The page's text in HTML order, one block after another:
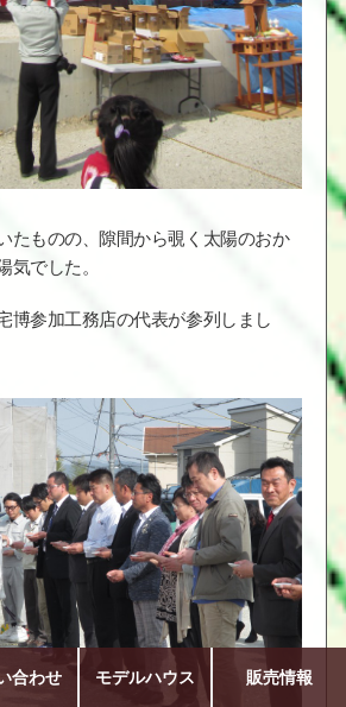
たものの、隙間から覗く太陽のおか
気でした。
博参加工務店の代表が参列しまし
合わせ モデルハウス 販売情報